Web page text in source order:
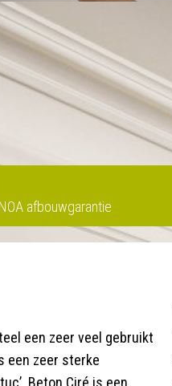
afbouwgarantie
een zeer veel gebruikt
een zeer sterke
Beton Ciré is een